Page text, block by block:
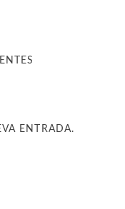
ENTRADA.